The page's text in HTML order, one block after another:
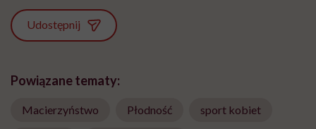
Udostępnij
Powiązane tematy:
Macierzyństwo Płodność sport kobiet